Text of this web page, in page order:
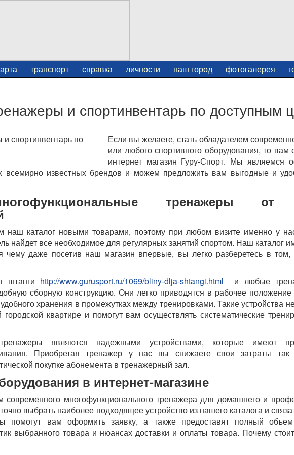
транспорт справка личности наш город фотогалерея
и спортинвентарь по доступным
Если вы желаете, стать обладателем
или любого спортивного оборудования, то вам
интернет магазин Гуру-Спорт. Мы являемся
всемирно известных брендов и можем предложить вам выгодные и
тренажеры от
наш каталог новыми товарами, поэтому при любом визите именно у
найдет все необходимое для регулярных занятий спортом. Наш каталог
чему даже посетив наш магазин впервые, вы легко разберетесь в том,
штанги http://www.gurusport.ru/1069/bliny-dlja-shtangi.html и любые
сборную конструкцию. Они легко приводятся в рабочее положение
хранения в промежутках между тренировками. Такие устройства
квартире и помогут вам осуществлять систематические
тренажеры являются надежными устройствами, которые имеют
Приобретая тренажер у нас вы снижаете свои затраты так
покупке абонемента в тренажерный зал.
в интернет-магазине
современного многофункционального тренажера для домашнего и
выбрать наиболее подходящее устройство из нашего каталога и
помогут вам оформить заявку, а также предоставят полный
выбранного товара и нюансах доставки и оплаты товара. Почему